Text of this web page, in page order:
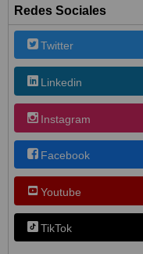
Redes Sociales
Twitter
Linkedin
Instagram
Facebook
Youtube
TikTok